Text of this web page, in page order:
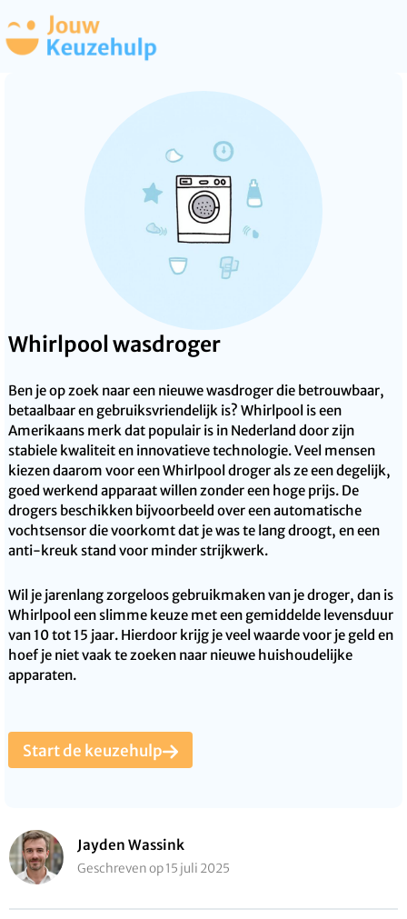
Whirlpool wasdroger
Ben je op zoek naar een nieuwe wasdroger die betrouwbaar,
betaalbaar en gebruiksvriendelijk is? Whirlpool is een
Amerikaans merk dat populair is in Nederland door zijn
stabiele kwaliteit en innovatieve technologie. Veel mensen
kiezen daarom voor een Whirlpool droger als ze een degelijk,
goed werkend apparaat willen zonder een hoge prijs. De
drogers beschikken bijvoorbeeld over een automatische
vochtsensor die voorkomt dat je was te lang droogt, en een
anti-kreuk stand voor minder strijkwerk.
Wil je jarenlang zorgeloos gebruikmaken van je droger, dan is
Whirlpool een slimme keuze met een gemiddelde levensduur
van 10 tot 15 jaar. Hierdoor krijg je veel waarde voor je geld en
hoef je niet vaak te zoeken naar nieuwe huishoudelijke
apparaten.
Start de keuzehulp
Jayden Wassink
Geschreven op 15 juli 2025